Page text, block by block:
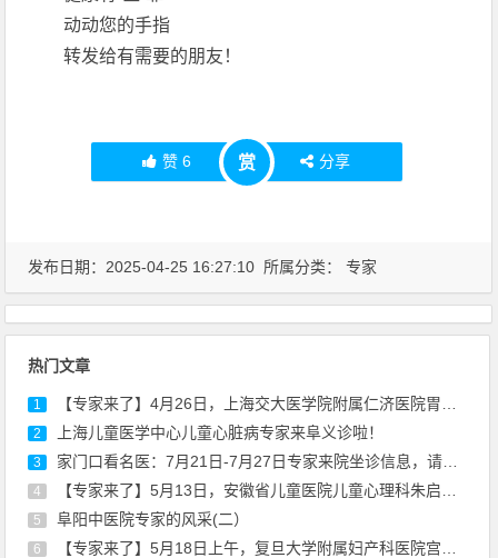
动动您的手指
转发给有需要的朋友！
赞 6 赏 分享
发布日期：2025-04-25 16:27:10 所属分类：专家
热门文章
1 【专家来了】4月26日，上海交大医学院附属仁济医院胃肠外科专家陈建军来院坐诊
2 上海儿童医学中心儿童心脏病专家来阜义诊啦！
3 家门口看名医：7月21日-7月27日专家来院坐诊信息，请查收！
4 【专家来了】5月13日，安徽省儿童医院儿童心理科朱启东医生来院坐诊通知
5 阜阳中医院专家的风采(二）
6 【专家来了】5月18日上午，复旦大学附属妇产科医院宫颈疾病专家丰华来院坐诊通知